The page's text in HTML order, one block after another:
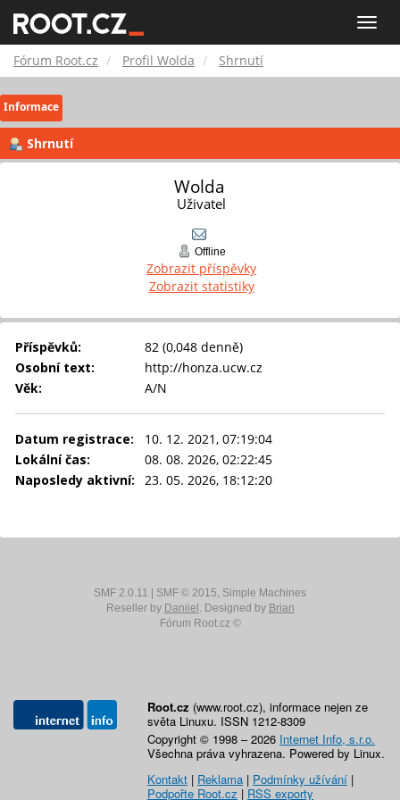
Toggle
Root.cz
Fórum Root.cz Profil Wolda Shrnutí
Informace
Shrnutí
Wolda
Uživatel
Offline
Zobrazit příspěvky
Zobrazit statistiky
Příspěvků:
82 (0,048 denně)
Osobní text:
http://honza.ucw.cz
Věk:
A/N
Datum registrace:
10. 12. 2021, 07:19:04
Lokální čas:
08. 08. 2026, 02:22:45
Naposledy aktivní:
23. 05. 2026, 18:12:20
SMF 2.0.11 SMF © 2015, Simple Machines
Reseller by Daniiel . Designed by Brian
Fórum Root.cz ©
Root.cz (www.root.cz), informace nejen ze
světa Linuxu. ISSN 1212-8309
Copyright © 1998 – 2026 Internet Info, s.r.o.
Všechna práva vyhrazena. Powered by Linux.
Kontakt | Reklama | Podmínky užívání |
Podpořte Root.cz | RSS exporty